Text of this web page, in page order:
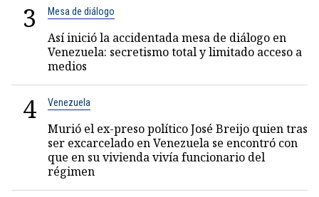
3 Mesa de diálogo
Así inició la accidentada mesa de diálogo en
Venezuela: secretismo total y limitado acceso a
medios
4 Venezuela
Murió el ex-preso político José Breijo quien tras
ser excarcelado en Venezuela se encontró con
que en su vivienda vivía funcionario del
régimen